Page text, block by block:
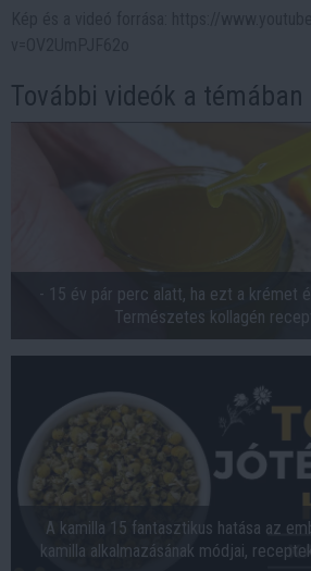
További videók a témában
- 15 év pár perc alatt, ha ezt a krémet
Természetes kollagén
A kamilla 15 fantasztikus hatása az
kamilla alkalmazásának módjai,